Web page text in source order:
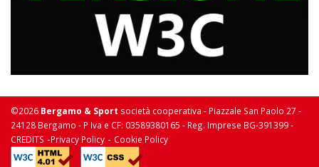
©2026 Bergamo & Sport società cooperativa - Piazzale San Paolo 27 -
24128 Bergamo - P Iva e CF: 03589380165 - Reg. Imprese BG-391399 -
CREDITS -Privacy Policy - Cookie Policy